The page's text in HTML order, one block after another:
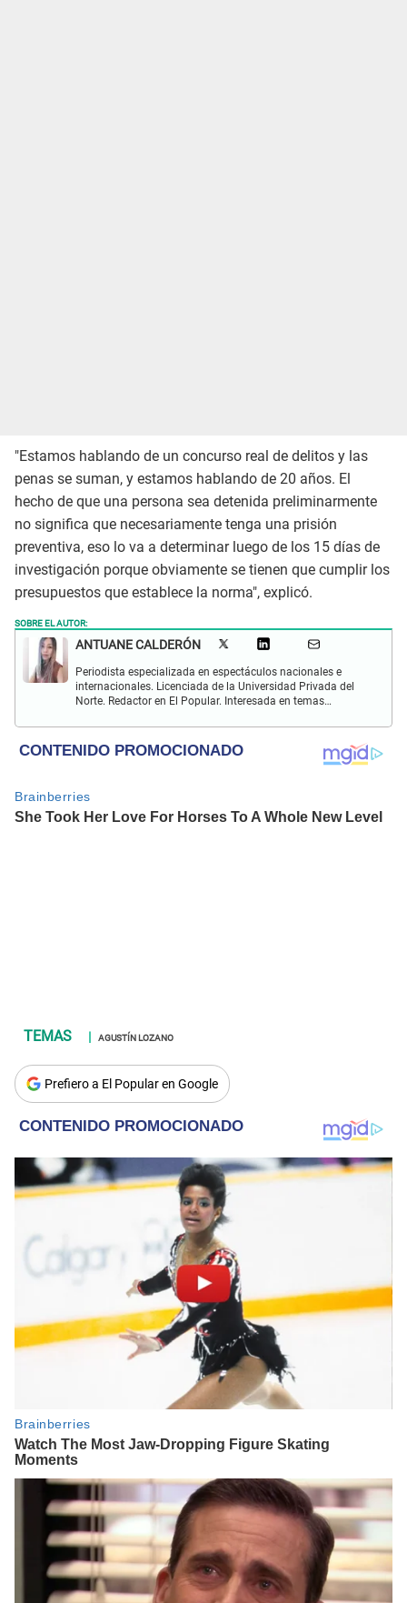
"Estamos hablando de un concurso real de delitos y las
penas se suman, y estamos hablando de 20 años. El
hecho de que una persona sea detenida preliminarmente
no significa que necesariamente tenga una prisión
preventiva, eso lo va a determinar luego de los 15 días de
investigación porque obviamente se tienen que cumplir los
presupuestos que establece la norma", explicó.
SOBRE EL AUTOR:
ANTUANE CALDERÓN
Periodista especializada en espectáculos nacionales e
internacionales. Licenciada de la Universidad Privada del
Norte. Redactor en El Popular. Interesada en temas
y televisión.
AGUSTÍN LOZANO
Prefiero a El Popular en Google